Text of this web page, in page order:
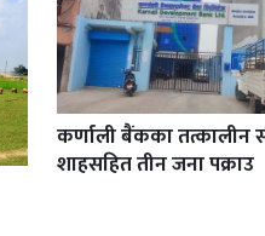
कर्णाली बैंकका तत्कालीन
शाहसहित तीन जना पक्राउ